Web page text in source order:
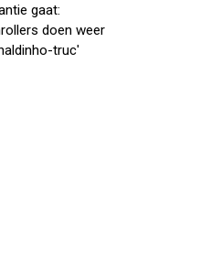
gaat:
doen weer
truc'